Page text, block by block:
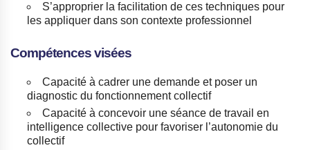
S’approprier la facilitation de ces techniques pour
les appliquer dans son contexte professionnel
Compétences visées
Capacité à cadrer une demande et poser un
diagnostic du fonctionnement collectif
Capacité à concevoir une séance de travail en
intelligence collective pour favoriser l’autonomie du
collectif